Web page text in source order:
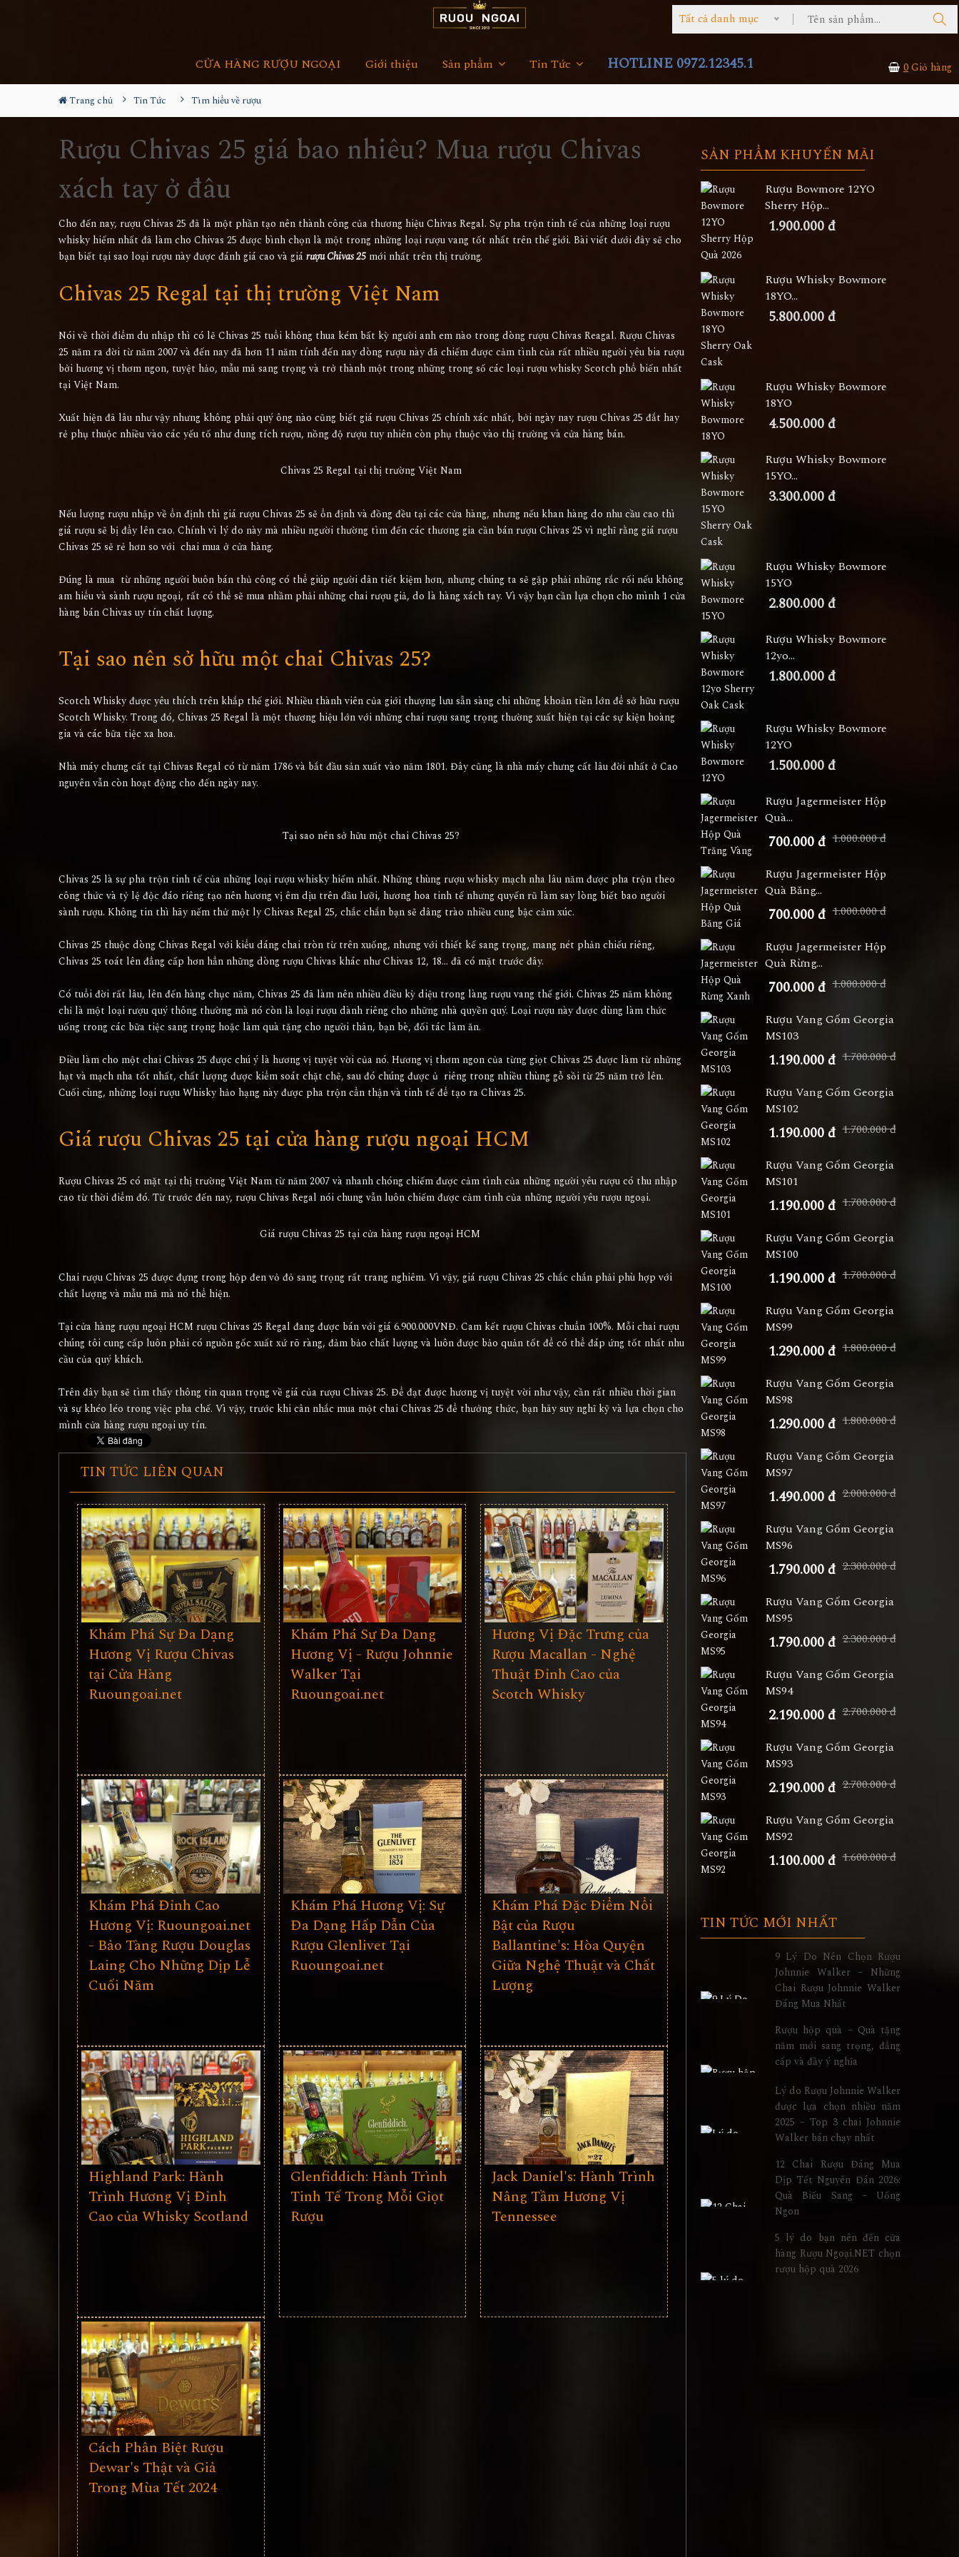
Tất cả danh mục
CỬA HÀNG RƯỢU NGOẠI Giới thiệu Sản phẩm Tin Tức HOTLINE 0972.12345.1 0Giỏ hàng
Trang chủ Tin Tức Tìm hiểu về rượu
Rượu Chivas 25 giá bao nhiêu? Mua rượu Chivas
xách tay ở đâu
Cho đến nay, rượu Chivas 25 đã là một phần tạo nên thành công của thương hiệu Chivas Regal. Sự pha trộn tinh tế của những loại rượu
whisky hiếm nhất đã làm cho Chivas 25 được bình chọn là một trong những loại rượu vang tốt nhất trên thế giới. Bài viết dưới đây sẽ cho
bạn biết tại sao loại rượu này được đánh giá cao và giárượu Chivas 25 mới nhất trên thị trường.
Chivas 25 Regal tại thị trường Việt Nam
Nói về thời điểm du nhập thì có lẽ Chivas 25 tuổi không thua kém bất kỳ người anh em nào trong dòng rượu Chivas Reagal. Rượu Chivas
25 năm ra đời từ năm 2007 và đến nay đã hơn 11 năm tính đến nay dòng rượu này đã chiếm được cảm tình của rất nhiều người yêu bia rượu
bởi hương vị thơm ngon, tuyệt hảo, mẫu mã sang trọng và trở thành một trong những trong số các loại rượu whisky Scotch phổ biến nhất
tại Việt Nam.
Xuất hiện đã lâu như vậy nhưng không phải quý ông nào cũng biết giá rượu Chivas 25 chính xác nhất, bởi ngày nay rượu Chivas 25 đắt hay
rẻ phụ thuộc nhiều vào các yếu tố như dung tích rượu, nồng độ rượu tuy nhiên còn phụ thuộc vào thị trường và cửa hàng bán.
Chivas 25 Regal tại thị trường Việt Nam
Nếu lượng rượu nhập về ổn định thì giá rượu Chivas 25 sẽ ổn định và đồng đều tại các cửa hàng, nhưng nếu khan hàng do nhu cầu cao thì
giá rượu sẽ bị đẩy lên cao. Chính vì lý do này mà nhiều người thường tìm đến các thương gia cần bán rượu Chivas 25 vì nghĩ rằng giá rượu
Chivas 25 sẽ rẻ hơn so với chai mua ở cửa hàng.
Đúng là mua từ những người buôn bán thủ công có thể giúp người dân tiết kiệm hơn, nhưng chúng ta sẽ gặp phải những rắc rối nếu không
am hiểu và sành rượu ngoại, rất có thể sẽ mua nhầm phải những chai rượu giả, do là hàng xách tay. Vì vậy bạn cần lựa chọn cho mình 1 cửa
hàng bán Chivas uy tín chất lượng.
Tại sao nên sở hữu một chai Chivas 25?
Scotch Whisky được yêu thích trên khắp thế giới. Nhiều thành viên của giới thượng lưu sẵn sàng chi những khoản tiền lớn để sở hữu rượu
Scotch Whisky. Trong đó, Chivas 25 Regal là một thương hiệu lớn với những chai rượu sang trọng thường xuất hiện tại các sự kiện hoàng
gia và các bữa tiệc xa hoa.
Nhà máy chưng cất tại Chivas Regal có từ năm 1786 và bắt đầu sản xuất vào năm 1801. Đây cũng là nhà máy chưng cất lâu đời nhất ở Cao
nguyên vẫn còn hoạt động cho đến ngày nay.
Tại sao nên sở hữu một chai Chivas 25?
Chivas 25 là sự pha trộn tinh tế của những loại rượu whisky hiếm nhất. Những thùng rượu whisky mạch nha lâu năm được pha trộn theo
công thức và tỷ lệ độc đáo riêng tạo nên hương vị êm dịu trên đầu lưỡi, hương hoa tinh tế nhưng quyến rũ làm say lòng biết bao người
sành rượu. Không tin thì hãy nếm thử một ly Chivas Regal 25, chắc chắn bạn sẽ dâng trào nhiều cung bậc cảm xúc.
Chivas 25 thuộc dòng Chivas Regal với kiểu dáng chai tròn từ trên xuống, nhưng với thiết kế sang trọng, mang nét phản chiếu riêng,
Chivas 25 toát lên đẳng cấp hơn hẳn những dòng rượu Chivas khác như Chivas 12, 18… đã có mặt trước đây.
Có tuổi đời rất lâu, lên đến hàng chục năm, Chivas 25 đã làm nên nhiều điều kỳ diệu trong làng rượu vang thế giới. Chivas 25 năm không
chỉ là một loại rượu quý thông thường mà nó còn là loại rượu dành riêng cho những nhà quyền quý. Loại rượu này được dùng làm thức
uống trong các bữa tiệc sang trọng hoặc làm quà tặng cho người thân, bạn bè, đối tác làm ăn.
Điều làm cho một chai Chivas 25 được chú ý là hương vị tuyệt vời của nó. Hương vị thơm ngon của từng giọt Chivas 25 được làm từ những
hạt và mạch nha tốt nhất, chất lượng được kiểm soát chặt chẽ, sau đó chúng được ủ riêng trong nhiều thùng gỗ sồi từ 25 năm trở lên.
Cuối cùng, những loại rượu Whisky hảo hạng này được pha trộn cẩn thận và tinh tế để tạo ra Chivas 25.
Giá rượu Chivas 25 tại cửa hàng rượu ngoại HCM
Rượu Chivas 25 có mặt tại thị trường Việt Nam từ năm 2007 và nhanh chóng chiếm được cảm tình của những người yêu rượu có thu nhập
cao từ thời điểm đó. Từ trước đến nay, rượu Chivas Regal nói chung vẫn luôn chiếm được cảm tình của những người yêu rượu ngoại.
Giá rượu Chivas 25 tại cửa hàng rượu ngoại HCM
Chai rượu Chivas 25 được đựng trong hộp đen vỏ đỏ sang trọng rất trang nghiêm. Vì vậy, giá rượu Chivas 25 chắc chắn phải phù hợp với
chất lượng và mẫu mã mà nó thể hiện.
Tại cửa hàng rượu ngoại HCM rượu Chivas 25 Regal đang được bán với giá 6.900.000VNĐ. Cam kết rượu Chivas chuẩn 100%. Mỗi chai rượu
chúng tôi cung cấp luôn phải có nguồn gốc xuất xứ rõ ràng, đảm bảo chất lượng và luôn được bảo quản tốt để có thể đáp ứng tốt nhất nhu
cầu của quý khách.
Trên đây bạn sẽ tìm thấy thông tin quan trọng về giá của rượu Chivas 25. Để đạt được hương vị tuyệt vời như vậy, cần rất nhiều thời gian
và sự khéo léo trong việc pha chế. Vì vậy, trước khi cân nhắc mua một chai Chivas 25 để thưởng thức, bạn hãy suy nghĩ kỹ và lựa chọn cho
mình cửa hàng rượu ngoại uy tín.
TIN TỨC LIÊN QUAN
Khám Phá Sự Đa Dạng
Hương Vị Rượu Chivas
tại Cửa Hàng
Ruoungoai.net
Khám Phá Sự Đa Dạng
Hương Vị - Rượu Johnnie
Walker Tại
Ruoungoai.net
Hương Vị Đặc Trưng của
Rượu Macallan - Nghệ
Thuật Đỉnh Cao của
Scotch Whisky
Khám Phá Đỉnh Cao
Hương Vị: Ruoungoai.net
- Bảo Tàng Rượu Douglas
Laing Cho Những Dịp Lễ
Cuối Năm
Khám Phá Hương Vị: Sự
Đa Dạng Hấp Dẫn Của
Rượu Glenlivet Tại
Ruoungoai.net
Khám Phá Đặc Điểm Nổi
Bật của Rượu
Ballantine's: Hòa Quyện
Giữa Nghệ Thuật và Chất
Lượng
Highland Park: Hành
Trình Hương Vị Đỉnh
Cao của Whisky Scotland
Glenfiddich: Hành Trình
Tinh Tế Trong Mỗi Giọt
Rượu
Jack Daniel's: Hành Trình
Nâng Tầm Hương Vị
Tennessee
Cách Phân Biệt Rượu
Dewar's Thật và Giả
Trong Mùa Tết 2024
SẢN PHẨM KHUYẾN MÃI
Rượu Bowmore 12YO
Sherry Hộp...
1.900.000 đ
Rượu Whisky Bowmore
18YO...
5.800.000 đ
Rượu Whisky Bowmore
18YO
4.500.000 đ
Rượu Whisky Bowmore
15YO...
3.300.000 đ
Rượu Whisky Bowmore
15YO
2.800.000 đ
Rượu Whisky Bowmore
12yo...
1.800.000 đ
Rượu Whisky Bowmore
12YO
1.500.000 đ
Rượu Jagermeister Hộp
Quà...
700.000 đ 1.000.000 đ
Rượu Jagermeister Hộp
Quà Băng...
700.000 đ 1.000.000 đ
Rượu Jagermeister Hộp
Quà Rừng...
700.000 đ 1.000.000 đ
Rượu Vang Gốm Georgia
MS103
1.190.000 đ 1.700.000 đ
Rượu Vang Gốm Georgia
MS102
1.190.000 đ 1.700.000 đ
Rượu Vang Gốm Georgia
MS101
1.190.000 đ 1.700.000 đ
Rượu Vang Gốm Georgia
MS100
1.190.000 đ 1.700.000 đ
Rượu Vang Gốm Georgia
MS99
1.290.000 đ 1.800.000 đ
Rượu Vang Gốm Georgia
MS98
1.290.000 đ 1.800.000 đ
Rượu Vang Gốm Georgia
MS97
1.490.000 đ 2.000.000 đ
Rượu Vang Gốm Georgia
MS96
1.790.000 đ 2.300.000 đ
Rượu Vang Gốm Georgia
MS95
1.790.000 đ 2.300.000 đ
Rượu Vang Gốm Georgia
MS94
2.190.000 đ 2.700.000 đ
Rượu Vang Gốm Georgia
MS93
2.190.000 đ 2.700.000 đ
Rượu Vang Gốm Georgia
MS92
1.100.000 đ 1.600.000 đ
TIN TỨC MỚI NHẤT
9 Lý Do Nên Chọn Rượu
Johnnie Walker – Những
Chai Rượu Johnnie Walker
Đáng Mua Nhất
Rượu hộp quà – Quà tặng
năm mới sang trọng, đẳng
cấp và đầy ý nghĩa
Lý do Rượu Johnnie Walker
được lựa chọn nhiều năm
2025 – Top 3 chai Johnnie
Walker bán chạy nhất
12 Chai Rượu Đáng Mua
Dịp Tết Nguyên Đán 2026:
Quà Biếu Sang – Uống
Ngon
5 lý do bạn nên đến cửa
hàng Rượu Ngoại.NET chọn
rượu hộp quà 2026